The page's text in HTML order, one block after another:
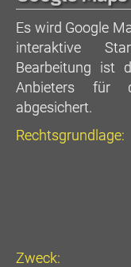
Es wird Google
interaktive
Bearbeitung ist
Anbieters für
abgesichert.
Rechtsgrundlage:
Zweck: